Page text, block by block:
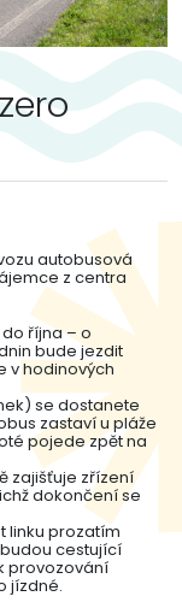
autobusová
z centra
října – o
bude jezdit
v hodinových
se dostanete
zastaví u pláže
pojede zpět na
zajišťuje zřízení
dokončení se
linku prozatím
cestující
provozování
jízdné.